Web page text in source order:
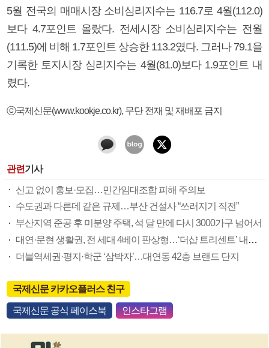
5월 전국의 매매시장 소비심리지수는 116.7로 4월(112.0)
보다 4.7포인트 올랐다. 전세시장 소비심리지수는 전월
(111.5)에 비해 1.7포인트 상승한 113.2였다. 그러나 79.1을
기록한 토지시장 심리지수는 4월(81.0)보다 1.9포인트 내
렸다.
ⓒ국제신문(www.kookje.co.kr), 무단 전재 및 재배포 금지
관련기사
신고 없이 홍보·모집…민간임대조합 피해 주의보
수도권과 다른데 같은 규제…부산 건설사 “쓰러지기 직전”
부산지역 준공 후 미분양 주택, 석 달 만에 다시 3000가구 넘어서
대연·문현 생활권, 전 세대 4베이 판상형…‘더샵 트리센트’ 내달 분양
더블역세권·평지·학군 ‘삼박자’…대연동 42층 브랜드 단지
국제신문 카카오플러스 친구
국제신문 공식 페이스북 인스타그램